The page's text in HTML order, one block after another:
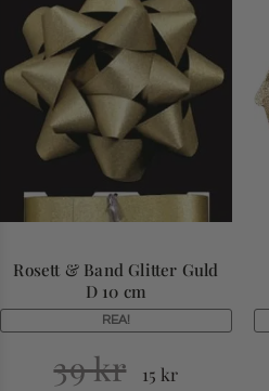
Rosett & Band Glitter Guld
D 10 cm
REA!
39kr 15 kr